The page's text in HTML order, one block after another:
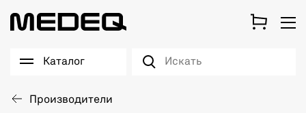
Каталог
Производители